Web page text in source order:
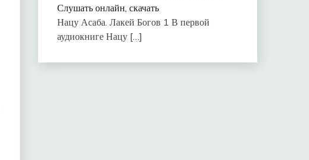
Слушать онлайн, скачать
Нацу Асаба. Лакей Богов 1 В первой
аудиокниге Нацу […]